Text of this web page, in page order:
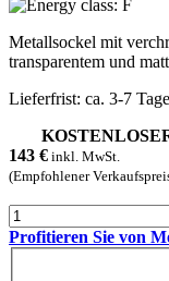
Metallsockel mit
transparentem und
Lieferfrist: ca. 3-7
143 € inkl. MwSt.
(Empfohlener
Profitieren Sie von